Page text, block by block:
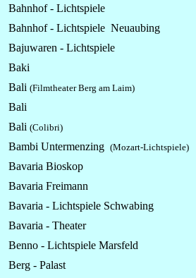
Bahnhof - Lichtspiele
Bahnhof - Lichtspiele Neuaubing
Bajuwaren - Lichtspiele
Baki
Bali (Filmtheater Berg am Laim)
Bali
Bali (Colibri)
Bambi Untermenzing (Mozart-Lichtspiele)
Bavaria Bioskop
Bavaria Freimann
Bavaria - Lichtspiele Schwabing
Bavaria - Theater
Benno - Lichtspiele Marsfeld
Berg - Palast